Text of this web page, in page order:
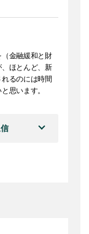
金融緩和と財
ほとんど、新
るのには時間
思います。